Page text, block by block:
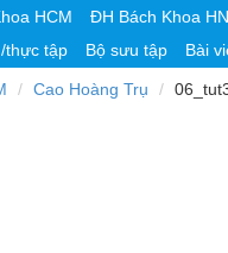
HCM ĐH Bách Khoa HN
thực tập Bộ sưu tập Bài
Cao Hoàng Trụ